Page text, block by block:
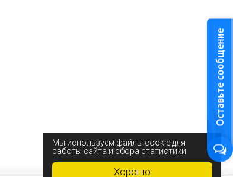
Хорошо
Мы используем файлы cookie для
работы сайта и сбора статистики
Оставьте сообщение